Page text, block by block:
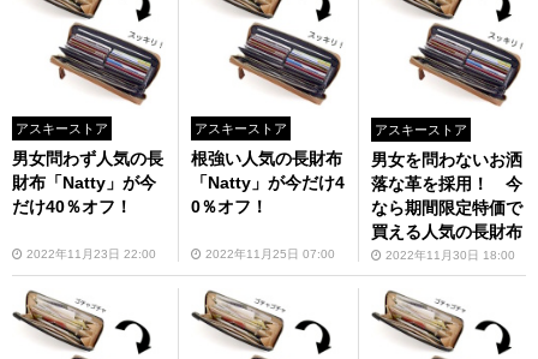
アスキーストア
男女問わず人気の長
財布「Natty」が今
だけ40％オフ！
2022年11月23日 22:00
アスキーストア
根強い人気の長財布
「Natty」が今だけ4
0％オフ！
2022年11月25日 07:00
アスキーストア
男女を問わないお洒
落な革を採用！ 今
なら期間限定特価で
買える人気の長財布
2022年11月30日 18:00